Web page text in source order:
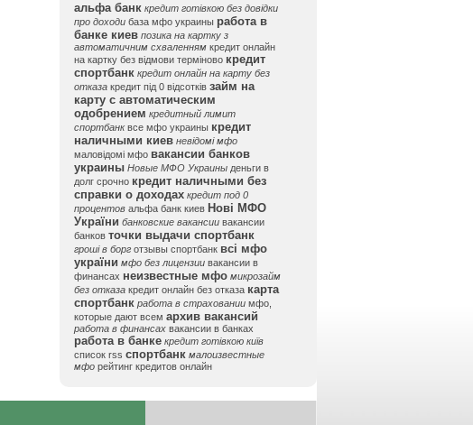
альфа банк кредит готівкою без довідки
про доходи база мфо украины работа в
банке киев позика на картку з
автоматичним схваленням кредит онлайн
на картку без відмови терміново кредит
спортбанк кредит онлайн на карту без
отказа кредит під 0 відсотків займ на
карту с автоматическим
одобрением кредитный лимит
спортбанк все мфо украины кредит
наличными киев невідомі мфо
маловідомі мфо вакансии банков
украины Новые МФО Украины деньги в
долг срочно кредит наличными без
справки о доходах кредит под 0
процентов альфа банк киев Нові МФО
України банковские вакансии вакансии
банков точки выдачи спортбанк
гроші в борг отзывы спортбанк всі мфо
україни мфо без лицензии вакансии в
финансах неизвестные мфо микрозайм
без отказа кредит онлайн без отказа карта
спортбанк работа в страховании мфо,
которые дают всем архив вакансий
работа в финансах вакансии в банках
работа в банке кредит готівкою київ
список rss спортбанк малоизвестные
мфо рейтинг кредитов онлайн